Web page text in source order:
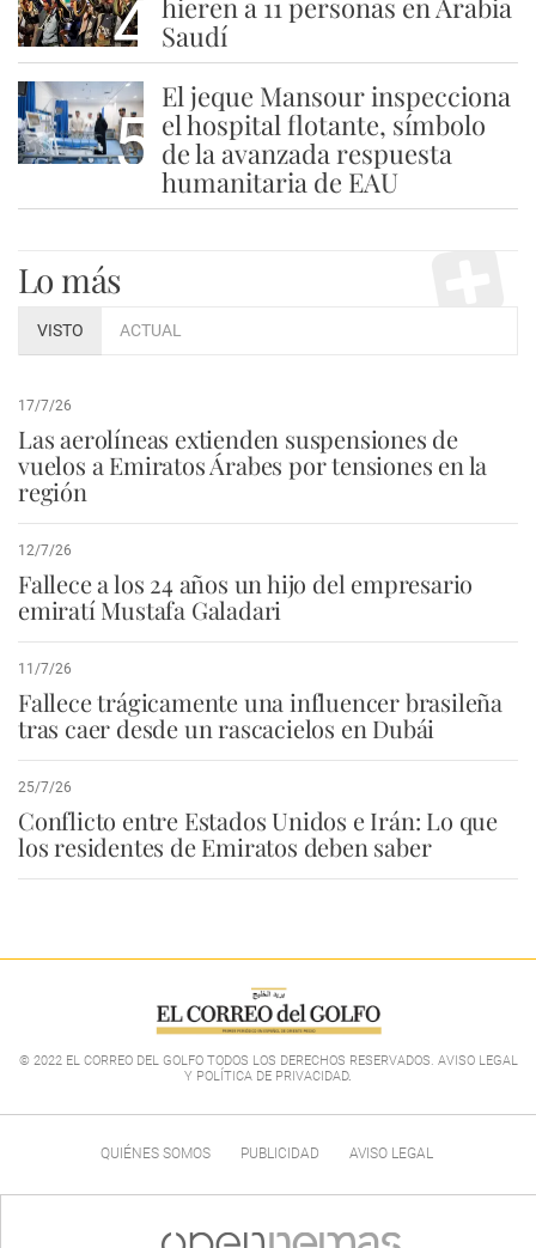
4 hieren a 11 personas en Arabia
Saudí
5
El jeque Mansour inspecciona
el hospital flotante, símbolo
de la avanzada respuesta
humanitaria de EAU
Lo más
VISTO ACTUAL
17/7/26
Las aerolíneas extienden suspensiones de
vuelos a Emiratos Árabes por tensiones en la
región
12/7/26
Fallece a los 24 años un hijo del empresario
emiratí Mustafa Galadari
11/7/26
Fallece trágicamente una influencer brasileña
tras caer desde un rascacielos en Dubái
25/7/26
Conflicto entre Estados Unidos e Irán: Lo que
los residentes de Emiratos deben saber
© 2022 EL CORREO DEL GOLFO TODOS LOS DERECHOS RESERVADOS. AVISO LEGAL
Y POLÍTICA DE PRIVACIDAD.
QUIÉNES SOMOS PUBLICIDAD AVISO LEGAL